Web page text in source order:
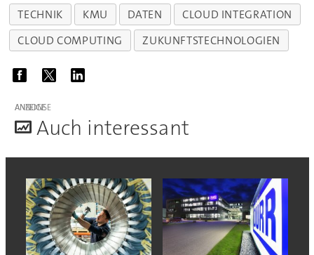
TECHNIK KMU DATEN
CLOUD INTEGRATION
CLOUD COMPUTING
ZUKUNFTSTECHNOLOGIEN
ANZEIGE
Auch interessant